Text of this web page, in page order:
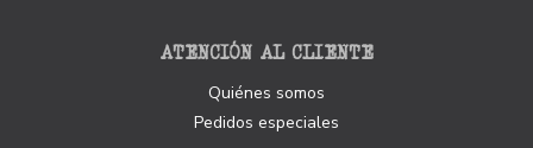
ATENCIÓN AL CLIENTE
Quiénes somos
Pedidos especiales